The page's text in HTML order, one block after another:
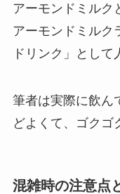
アーモンドミルク
アーモンドミルク
ドリンク」として
筆者は実際に飲ん
どよくて、ゴクゴ
混雑時の注意点